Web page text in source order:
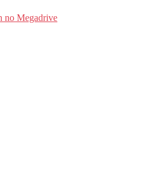
no Megadrive